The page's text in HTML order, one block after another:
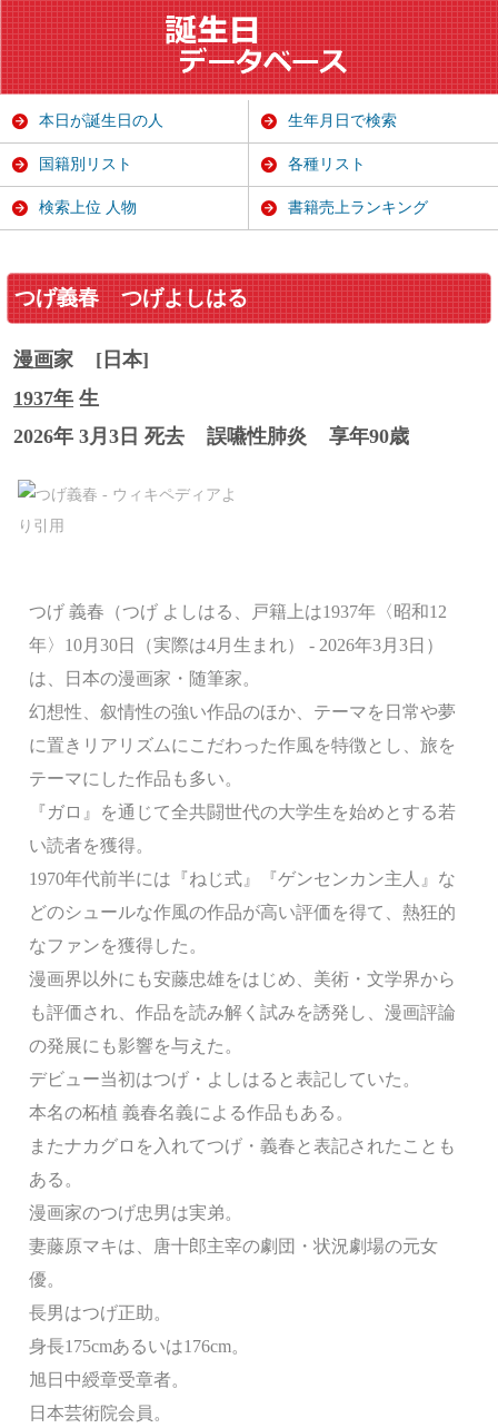
つげ義春 つげよしはる
漫画家
[日本]
1937年 生
2026年 3月3日 死去
誤嚥性肺炎 享年90歳
つげ 義春（つげ よしはる、戸籍上は1937年〈昭和12
年〉10月30日（実際は4月生まれ） - 2026年3月3日）
は、日本の漫画家・随筆家。
幻想性、叙情性の強い作品のほか、テーマを日常や夢
に置きリアリズムにこだわった作風を特徴とし、旅を
テーマにした作品も多い。
『ガロ』を通じて全共闘世代の大学生を始めとする若
い読者を獲得。
1970年代前半には『ねじ式』『ゲンセンカン主人』な
どのシュールな作風の作品が高い評価を得て、熱狂的
なファンを獲得した。
漫画界以外にも安藤忠雄をはじめ、美術・文学界から
も評価され、作品を読み解く試みを誘発し、漫画評論
の発展にも影響を与えた。
デビュー当初はつげ・よしはると表記していた。
本名の柘植 義春名義による作品もある。
またナカグロを入れてつげ・義春と表記されたことも
ある。
漫画家のつげ忠男は実弟。
妻藤原マキは、唐十郎主宰の劇団・状況劇場の元女
優。
長男はつげ正助。
身長175cmあるいは176cm。
旭日中綬章受章者。
日本芸術院会員。
本日が誕生日の人 生年月日で検索
国籍別リスト 各種リスト
検索上位 人物 書籍売上ランキング